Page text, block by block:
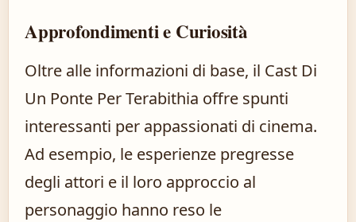
Approfondimenti e Curiosità
Oltre alle informazioni di base, il Cast Di
Un Ponte Per Terabithia offre spunti
interessanti per appassionati di cinema.
Ad esempio, le esperienze pregresse
degli attori e il loro approccio al
personaggio hanno reso le